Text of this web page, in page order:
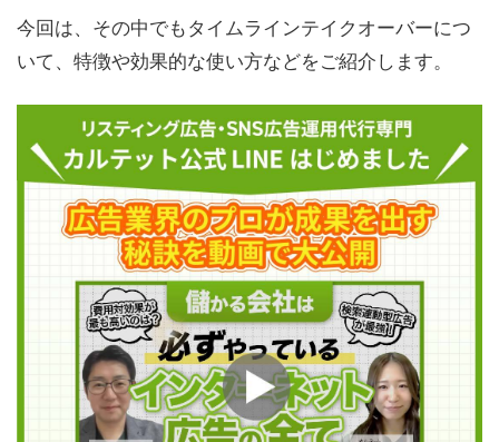
今回は、その中でもタイムラインテイクオーバーにつ
いて、特徴や効果的な使い方などをご紹介します。